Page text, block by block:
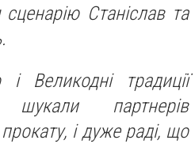
Станіслав та
Великодні традиції
партнерів
і дуже раді, що